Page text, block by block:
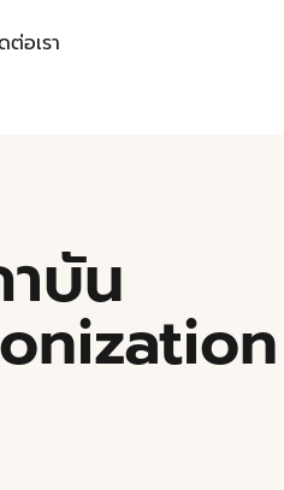
ต่อเรา
บัน